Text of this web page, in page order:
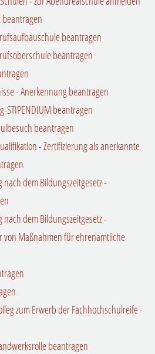
beantragen
beantragen
beantragen
- Anerkennung beantragen
STIPENDIUM beantragen
beantragen
- Zertifizierung als anerkannte
dem Bildungszeitgesetz -
dem Bildungszeitgesetz -
von Maßnahmen für ehrenamtliche
zum Erwerb der Fachhochschulreife -
beantragen